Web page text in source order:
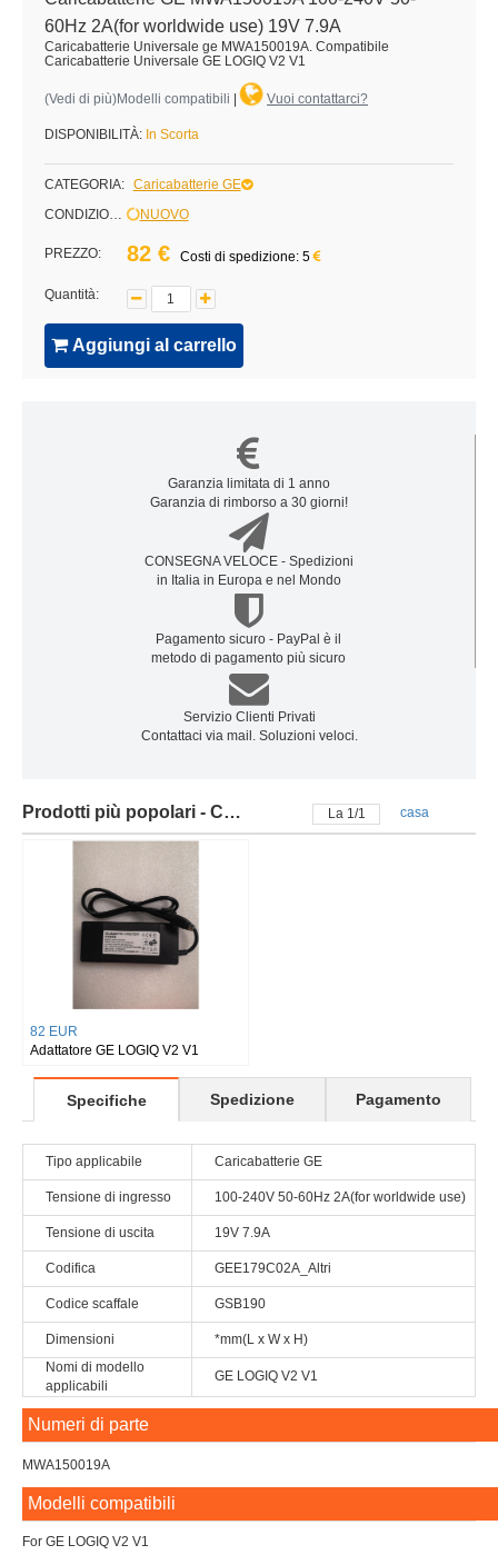
60Hz 2A(for worldwide use) 19V 7.9A
Caricabatterie Universale ge MWA150019A. Compatibile
Caricabatterie Universale GE LOGIQ V2 V1
(Vedi di più)Modelli compatibili Vuoi contattarci?
DISPONIBILITÀ: In Scorta
CATEGORIA: Caricabatterie GE
CONDIZIONE:
NUOVO
PREZZO: 82 € Costi di spedizione: 5
Quantità:
Aggiungi al carrello
Garanzia limitata di 1 anno
Garanzia di rimborso a 30 giorni!
CONSEGNA VELOCE - Spedizioni
in Italia in Europa e nel Mondo
Pagamento sicuro - PayPal è il
metodo di pagamento più sicuro
Servizio Clienti Privati
Contattaci via mail. Soluzioni veloci.
Prodotti più popolari - Caricabatterie GE La 1/1 casa
82 EUR
Adattatore GE LOGIQ V2 V1
Specifiche Spedizione Pagamento
Tipo applicabile Caricabatterie GE
Tensione di ingresso 100-240V 50-60Hz 2A(for worldwide use)
Tensione di uscita 19V 7.9A
Codifica GEE179C02A_Altri
Codice scaffale GSB190
Dimensioni
*mm(L x W x H)
Nomi di modello
applicabili
GE LOGIQ V2 V1
Numeri di parte
MWA150019A
Modelli compatibili
For GE LOGIQ V2 V1